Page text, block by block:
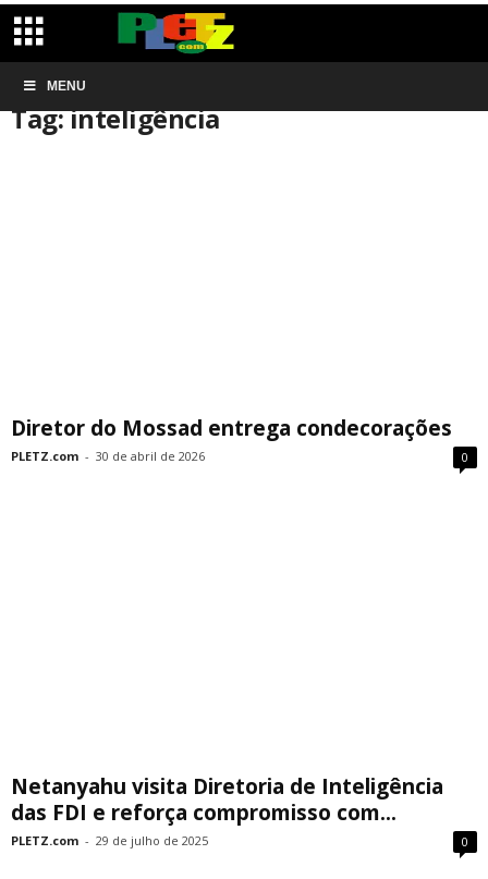
MENU
Início Tags
Tag: inteligência
Diretor do Mossad entrega condecorações
PLETZ.com - 30 de abril de 2026 0
Netanyahu visita Diretoria de Inteligência
das FDI e reforça compromisso com...
PLETZ.com - 29 de julho de 2025 0